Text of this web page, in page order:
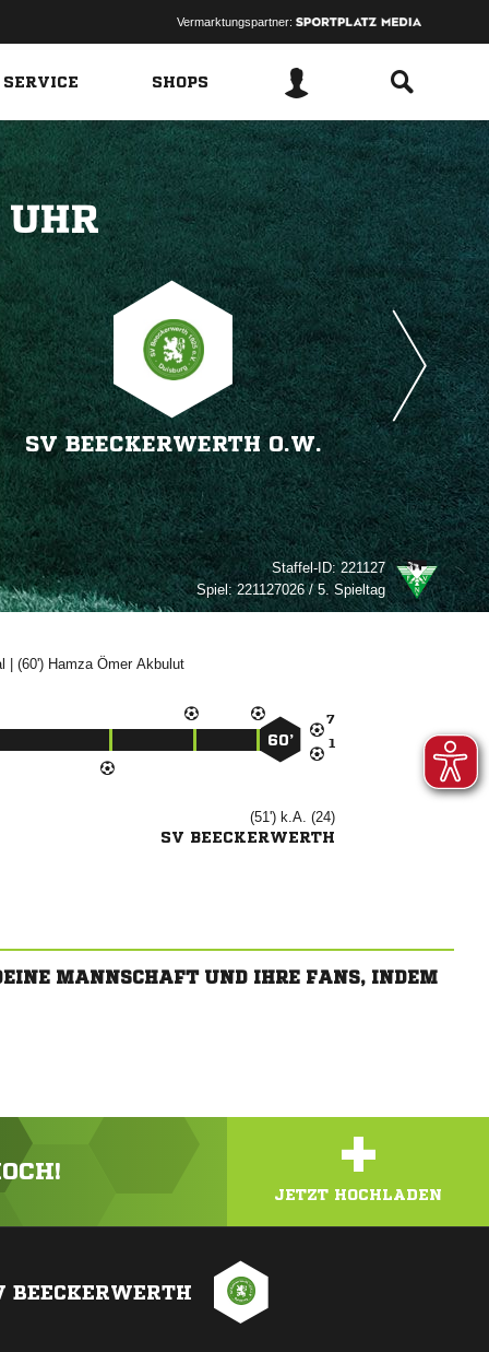
Vermarktungspartner:
SHOPS

SV BEECKERWERTH O.W.
Staffel-ID:221127
Spiel:221127026 / 5. Spieltag
| (60')  


60’
(51') k.A. (24)
SV BEECKERWERTH
MANNSCHAFT UND IHRE FANS, INDEM
+
JETZT HOCHLADEN
BEECKERWERTH